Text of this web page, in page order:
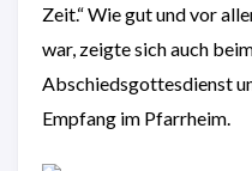
Zeit.“ Wie gut und vor
war, zeigte sich auch
Abschiedsgottesdienst
Empfang im Pfarrheim.